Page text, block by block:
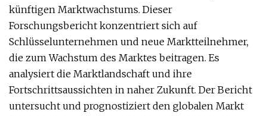
künftigen Marktwachstums. Dieser
Forschungsbericht konzentriert sich auf
Schlüsselunternehmen und neue Marktteilnehmer,
die zum Wachstum des Marktes beitragen. Es
analysiert die Marktlandschaft und ihre
Fortschrittsaussichten in naher Zukunft. Der Bericht
untersucht und prognostiziert den globalen Markt